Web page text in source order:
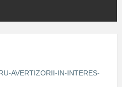
AVERTIZORII-IN-INTERES-